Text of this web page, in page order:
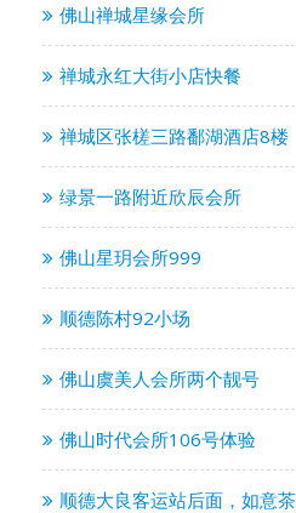
佛山禅城星缘会所
禅城永红大街小店快餐
禅城区张槎三路鄱湖酒店8楼
绿景一路附近欣辰会所
佛山星玥会所999
顺德陈村92小场
佛山虞美人会所两个靓号
佛山时代会所106号体验
顺德大良客运站后面，如意